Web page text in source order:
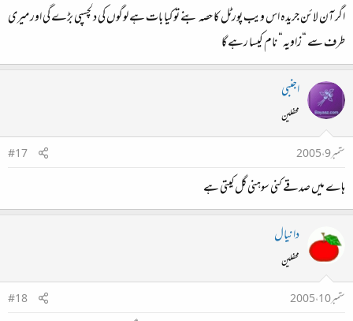
اگر آن لائن جریدہ اس ویب پورٹل کا حصہ بنے تو کیا بات ہے لوگوں کی دلچسپی بڑے گی اور میری
طرف سے “زاویہ“ نام کیسا رہے گا
اجنبی
محفلین
ستمبر 9، 2005
#17
ہاے میں صدقے کنی سوہنی گل کیتی ہے
دانیال
محفلین
ستمبر 10، 2005
#18